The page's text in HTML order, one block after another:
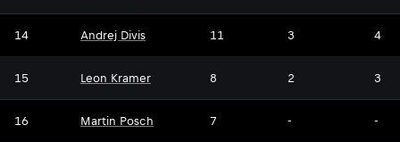
14 Andrej Divis 11 3 4
15 Leon Kramer 8 2 3
16 Martin Posch 7 - -